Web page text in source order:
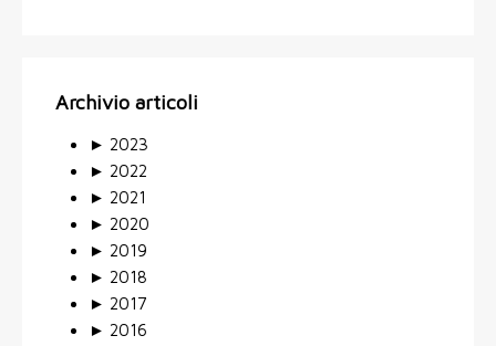
Archivio articoli
► 2023
► 2022
► 2021
► 2020
► 2019
► 2018
► 2017
► 2016